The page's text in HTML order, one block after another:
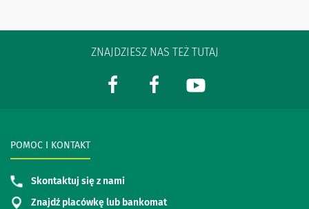
ZNAJDZIESZ NAS TEŻ TUTAJ
POMOC I KONTAKT
Skontaktuj się z nami
Znajdź placówkę lub bankomat